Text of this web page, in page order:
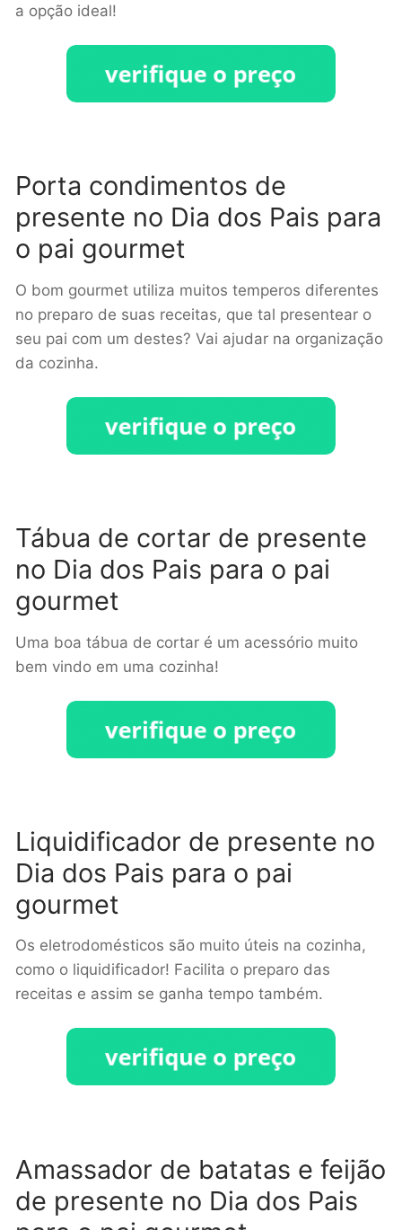
a opção ideal!
Porta condimentos de
presente no Dia dos Pais para
o pai gourmet
O bom gourmet utiliza muitos temperos diferentes
no preparo de suas receitas, que tal presentear o
seu pai com um destes? Vai ajudar na organização
da cozinha.
Tábua de cortar de presente
no Dia dos Pais para o pai
gourmet
Uma boa tábua de cortar é um acessório muito
bem vindo em uma cozinha!
Liquidificador de presente no
Dia dos Pais para o pai
gourmet
Os eletrodomésticos são muito úteis na cozinha,
como o liquidificador! Facilita o preparo das
receitas e assim se ganha tempo também.
Amassador de batatas e feijão
de presente no Dia dos Pais